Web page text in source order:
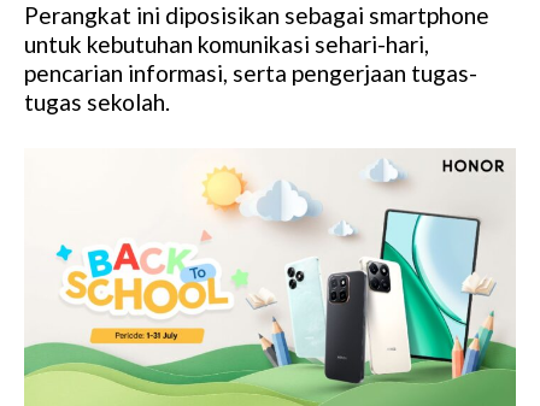
Perangkat ini diposisikan sebagai smartphone
untuk kebutuhan komunikasi sehari-hari,
pencarian informasi, serta pengerjaan tugas-
tugas sekolah.